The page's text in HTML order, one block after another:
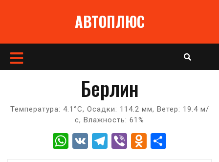
АВТОПЛЮС
Кнопка
Берлин
Температура: 4.1°C, Осадки: 114.2 мм, Ветер: 19.4 м/
с, Влажность: 61%
W V T Vi O